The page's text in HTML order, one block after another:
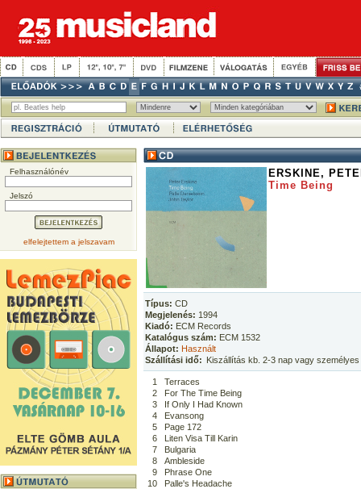
Felhasználónév
Jelszó
elfelejtettem a jelszavam
ERSKINE,
Time Being
Típus: CD
Megjelenés: 1994
Kiadó: ECM Records
Katalógus szám: ECM 1532
Állapot: Használt
Szállítási idő: Kiszállítás kb. 2-3 nap vagy
1
Terraces
2
For The Time Being
3
If Only I Had Known
4
Evansong
5
Page 172
6
Liten Visa Till Karin
7
Bulgaria
8
Ambleside
9
Phrase One
10
Palle's Headache